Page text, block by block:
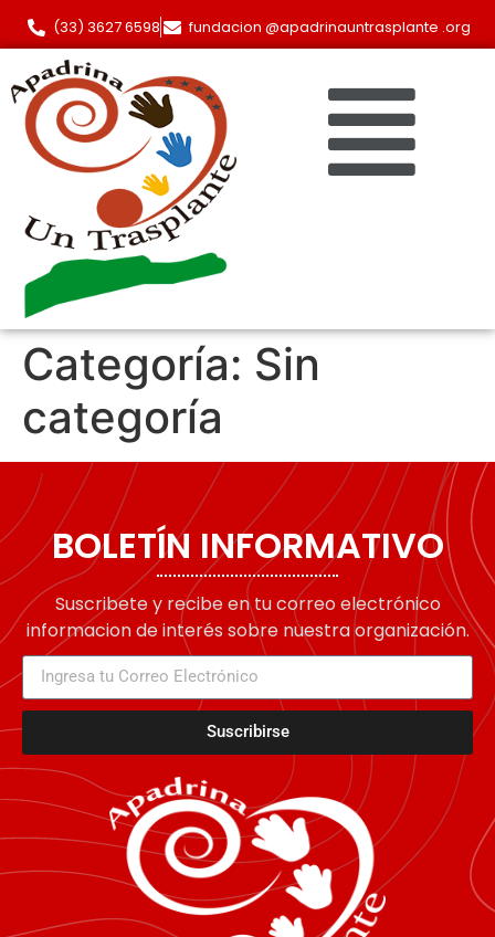
(33) 3627 6598 fundacion @apadrinauntrasplante .org
Categoría: Sin
categoría
BOLETÍN INFORMATIVO
Suscribete y recibe en tu correo electrónico
informacion de interés sobre nuestra organización.
Suscribirse